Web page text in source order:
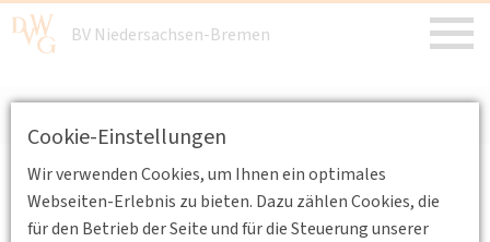
Cookie-Einstellungen
Wir verwenden Cookies, um Ihnen ein optimales
Webseiten-Erlebnis zu bieten. Dazu zählen Cookies, die
für den Betrieb der Seite und für die Steuerung unserer
BV Niedersachsen-Bremen
Passwort vergessen?